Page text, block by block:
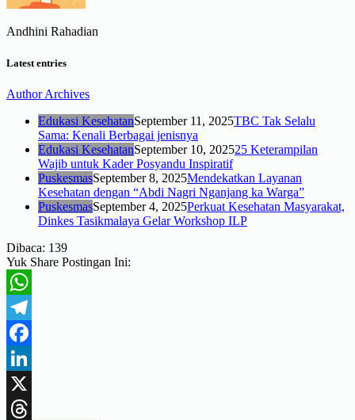
Andhini Rahadian
Latest entries
Author Archives
Edukasi KesehatanSeptember 11, 2025TBC Tak Selalu
Sama: Kenali Berbagai jenisnya
Edukasi KesehatanSeptember 10, 202525 Keterampilan
Wajib untuk Kader Posyandu Inspiratif
PuskesmasSeptember 8, 2025Mendekatkan Layanan
Kesehatan dengan “Abdi Nagri Nganjang ka Warga”
PuskesmasSeptember 4, 2025Perkuat Kesehatan Masyarakat,
Dinkes Tasikmalaya Gelar Workshop ILP
Dibaca: 139
Yuk Share Postingan Ini:
WhatsApp
Telegram
Facebook
LinkedIn
X